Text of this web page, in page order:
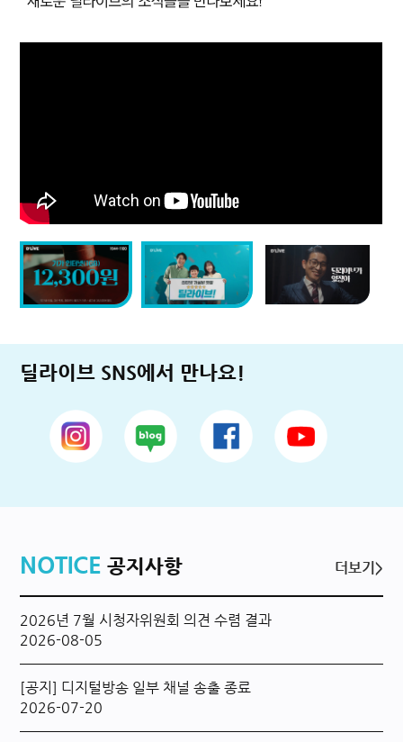
딜라이브 SNS에서 만나요!
NOTICE 공지사항 더보기>
2026년 7월 시청자위원회 의견 수렴 결과
2026-08-05
[공지] 디지털방송 일부 채널 송출 종료
2026-07-20